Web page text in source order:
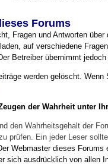
Forums
Fragen und Antworten
auf verschiedene
Betreiber übernimmt
werden gelöscht.
der Wahrheit unter
den Wahrheitsgehalt der
prüfen. Ein jeder Leser
Webmaster dieses
sich ausdrücklich von allen